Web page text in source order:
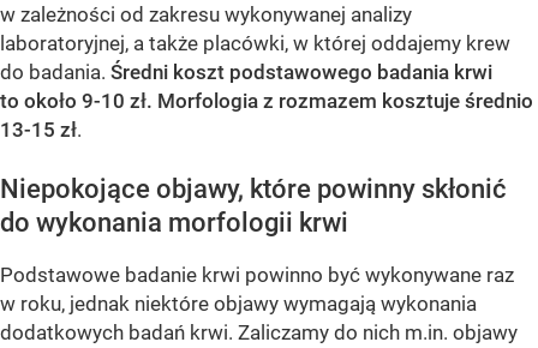
w zależności od zakresu wykonywanej analizy
laboratoryjnej, a także placówki, w której oddajemy krew
do badania. Średni koszt podstawowego badania krwi
to około 9-10 zł. Morfologia z rozmazem kosztuje średnio
13-15 zł.
Niepokojące objawy, które powinny skłonić
do wykonania morfologii krwi
Podstawowe badanie krwi powinno być wykonywane raz
w roku, jednak niektóre objawy wymagają wykonania
dodatkowych badań krwi. Zaliczamy do nich m.in. objawy